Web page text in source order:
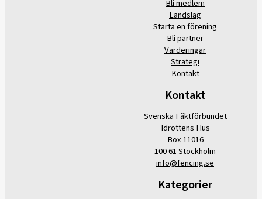
Bli medlem
Landslag
Starta en förening
Bli partner
Värderingar
Strategi
Kontakt
Kontakt
Svenska Fäktförbundet
Idrottens Hus
Box 11016
100 61 Stockholm
info@fencing.se
Kategorier